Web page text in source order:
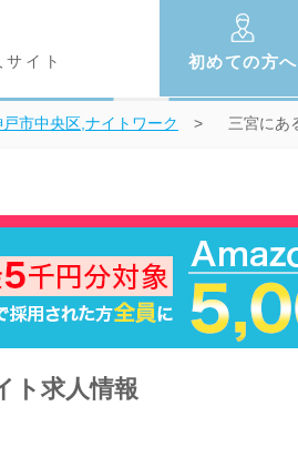
イト 初めての方へ
戸市中央区,ナイトワーク 三宮にあ
ト求人情報